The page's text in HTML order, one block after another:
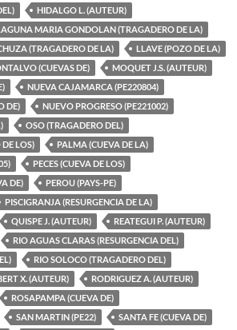
HIDALGO L. (AUTEUR)
MARIA GONDOLAN (TRAGADERO DE LA)
(TRAGADERO DE LA)
LLAVE (POZO DE LA)
(CUEVAS DE)
MOQUET J.S. (AUTEUR)
NUEVA CAJAMARCA (PE220804)
DE)
NUEVO PROGRESO (PE221002)
OSO (TRAGADERO DEL)
LOS)
PALMA (CUEVA DE LA)
PECES (CUEVA DE LOS)
DE)
PEROU (PAYS-PE)
PISCIGRANJA (RESURGENCIA DE LA)
QUISPE J. (AUTEUR)
REATEGUI P. (AUTEUR)
RIO AGUAS CLARAS (RESURGENCIA DEL)
RIO SOLOCO (TRAGADERO DEL)
X. (AUTEUR)
RODRIGUEZ A. (AUTEUR)
ROSAPAMPA (CUEVA DE)
SAN MARTIN (PE22)
SANTA FE (CUEVA DE)